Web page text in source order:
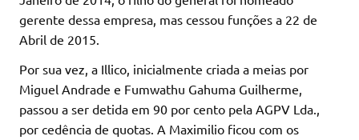
gerente dessa empresa, mas cessou funções a 22 de
Abril de 2015.
Por sua vez, a Illico, inicialmente criada a meias por
Miguel Andrade e Fumwathu Gahuma Guilherme,
passou a ser detida em 90 por cento pela AGPV Lda.,
por cedência de quotas. A Maximilio ficou com os